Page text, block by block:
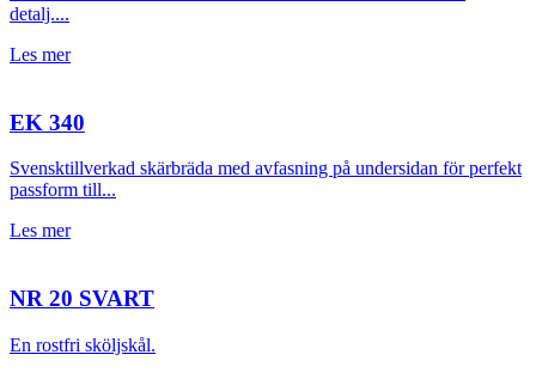
detalj....
Les mer
EK 340
Svensktillverkad skärbräda med avfasning på undersidan för perfekt
passform till...
Les mer
NR 20 SVART
En rostfri sköljskål.